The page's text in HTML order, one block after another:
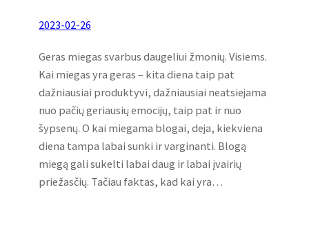
2023-02-26
Geras miegas svarbus daugeliui žmonių. Visiems.
Kai miegas yra geras – kita diena taip pat
dažniausiai produktyvi, dažniausiai neatsiejama
nuo pačių geriausių emocijų, taip pat ir nuo
šypsenų. O kai miegama blogai, deja, kiekviena
diena tampa labai sunki ir varginanti. Blogą
miegą gali sukelti labai daug ir labai įvairių
priežasčių. Tačiau faktas, kad kai yra…